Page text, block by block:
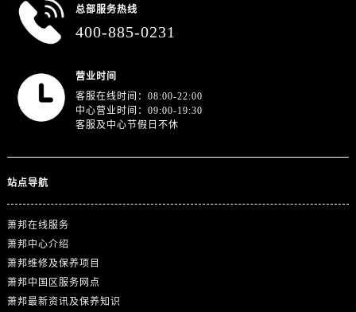
浙江省丽水市莲都区解放街萧邦售后服务中心（需提前预约）
总部服务热线
400-885-0231
营业时间
客服在线时间：08:00-22:00
中心营业时间：09:00-19:30
客服及中心节假日不休
站点导航
萧邦在线服务
萧邦中心介绍
萧邦维修及保养项目
萧邦中国区服务网点
萧邦最新资讯及保养知识